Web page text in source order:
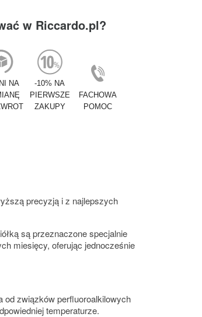
w Riccardo.pl?
NA
-10% NA
PIERWSZE
ZAKUPY
FACHOWA
POMOC
precyzją i z najlepszych
są przeznaczone specjalnie
miesięcy, oferując jednocześnie
od związków perfluoroalkilowych
temperaturze.